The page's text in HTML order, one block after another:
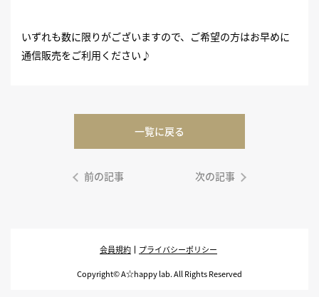
いずれも数に限りがございますので、ご希望の方はお早めに
通信販売をご利用ください♪
一覧に戻る
前の記事 次の記事
会員規約 プライバシーポリシー
Copyright© A☆happy lab. All Rights Reserved